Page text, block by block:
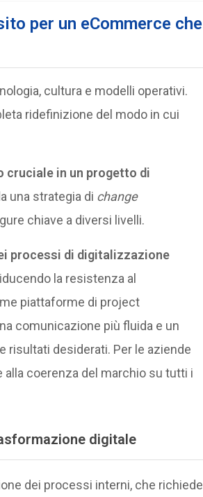
per un eCommerce che
cultura e modelli operativi.
ridefinizione del modo in cui
cruciale in un progetto di
una strategia di change
chiave a diversi livelli.
processi di digitalizzazione
la resistenza al
piattaforme di project
comunicazione più fluida e un
risultati desiderati. Per le aziende
coerenza del marchio su tutti i
digitale
dei processi interni, che richiede